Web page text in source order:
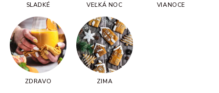
SLADKÉ VEĽKÁ NOC VIANOCE
ZDRAVO ZIMA